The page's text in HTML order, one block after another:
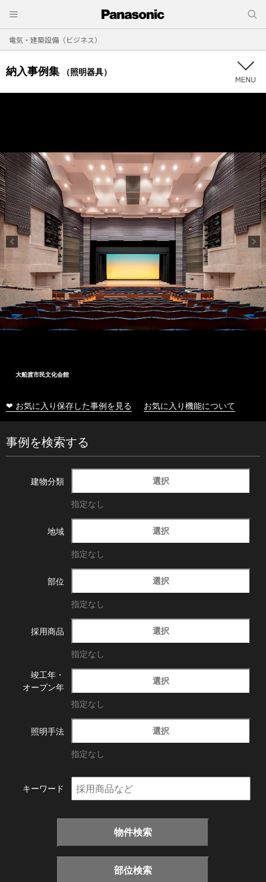
電気・建築設備（ビジネス）
納入事例集 （照明器具）
大船渡市民文化会館
❤ お気に入り保存した事例を見る お気に入り機能について
事例を検索する
建物分類 選択
指定なし
地域 選択
指定なし
部位 選択
指定なし
採用商品 選択
指定なし
竣工年・
オープン年
選択
指定なし
照明手法 選択
指定なし
キーワード
物件検索
部位検索